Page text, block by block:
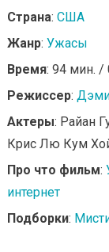
Страна: США
Жанр: Ужасы
Время: 94 мин. /
Режиссер:
Актеры: Райан
Крис Лю Кум
Про что фильм:
интернет
Подборки: